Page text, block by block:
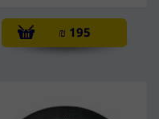
195
₪